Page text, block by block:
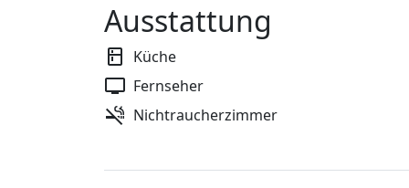
Ausstattung
Küche
Fernseher
Nichtraucherzimmer